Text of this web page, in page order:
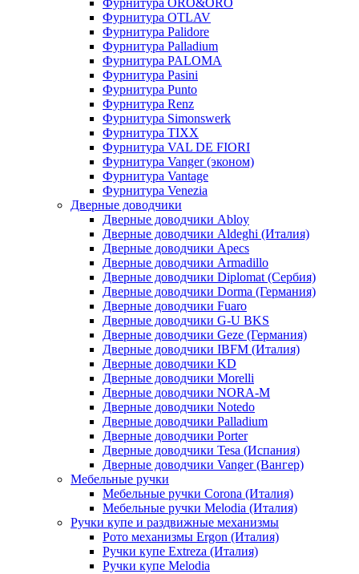
Фурнитура ORO&ORO
Фурнитура OTLAV
Фурнитура Palidore
Фурнитура Palladium
Фурнитура PALOMA
Фурнитура Pasini
Фурнитура Punto
Фурнитура Renz
Фурнитура Simonswerk
Фурнитура TIXX
Фурнитура VAL DE FIORI
Фурнитура Vanger (эконом)
Фурнитура Vantage
Фурнитура Venezia
Дверные доводчики
Дверные доводчики Abloy
Дверные доводчики Aldeghi (Италия)
Дверные доводчики Apecs
Дверные доводчики Armadillo
Дверные доводчики Diplomat (Сербия)
Дверные доводчики Dorma (Германия)
Дверные доводчики Fuaro
Дверные доводчики G-U BKS
Дверные доводчики Geze (Германия)
Дверные доводчики IBFM (Италия)
Дверные доводчики KD
Дверные доводчики Morelli
Дверные доводчики NORA-M
Дверные доводчики Notedo
Дверные доводчики Palladium
Дверные доводчики Porter
Дверные доводчики Tesa (Испания)
Дверные доводчики Vanger (Вангер)
Мебельные ручки
Мебельные ручки Corona (Италия)
Мебельные ручки Melodia (Италия)
Ручки купе и раздвижные механизмы
Рото механизмы Ergon (Италия)
Ручки купе Extreza (Италия)
Ручки купе Melodia